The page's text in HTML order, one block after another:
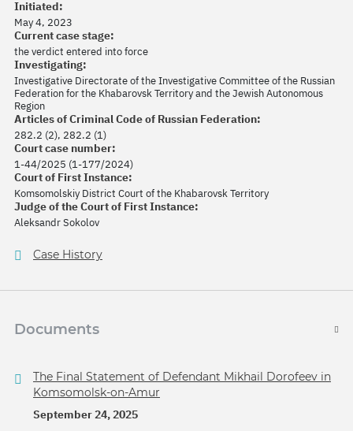
Initiated:
May 4, 2023
Current case stage:
the verdict entered into force
Investigating:
Investigative Directorate of the Investigative Committee of the Russian
Federation for the Khabarovsk Territory and the Jewish Autonomous
Region
Articles of Criminal Code of Russian Federation:
282.2 (2), 282.2 (1)
Court case number:
1-44/2025 (1-177/2024)
Court of First Instance:
Komsomolskiy District Court of the Khabarovsk Territory
Judge of the Court of First Instance:
Aleksandr Sokolov
Case History
Documents
The Final Statement of Defendant Mikhail Dorofeev in
Komsomolsk-on-Amur
September 24, 2025